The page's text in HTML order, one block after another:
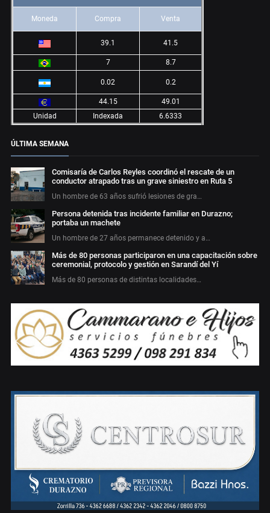
Moneda Compra Venta
39.1 41.5
7 8.7
0.02 0.2
44.15
49.01
Unidad
Indexada 6.6333
ÚLTIMA SEMANA
Comisaría de Carlos Reyles coordinó el rescate de un
conductor atrapado tras un grave siniestro en Ruta 5
Un hombre de 63 años sufrió lesiones de gra…
Persona detenida tras incidente familiar en Durazno;
portaba un machete
Un hombre de 27 años permanece detenido y a…
Más de 80 personas participaron en una capacitación sobre
ceremonial, protocolo y gestión en Sarandí del Yí
Más de 80 personas de distintas localidades…